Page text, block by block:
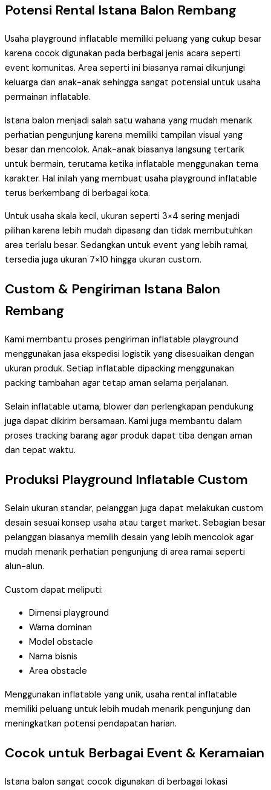
Potensi Rental Istana Balon Rembang
Usaha playground inflatable memiliki peluang yang cukup besar
karena cocok digunakan pada berbagai jenis acara seperti
event komunitas. Area seperti ini biasanya ramai dikunjungi
keluarga dan anak-anak sehingga sangat potensial untuk usaha
permainan inflatable.
Istana balon menjadi salah satu wahana yang mudah menarik
perhatian pengunjung karena memiliki tampilan visual yang
besar dan mencolok. Anak-anak biasanya langsung tertarik
untuk bermain, terutama ketika inflatable menggunakan tema
karakter. Hal inilah yang membuat usaha playground inflatable
terus berkembang di berbagai kota.
Untuk usaha skala kecil, ukuran seperti 3×4 sering menjadi
pilihan karena lebih mudah dipasang dan tidak membutuhkan
area terlalu besar. Sedangkan untuk event yang lebih ramai,
tersedia juga ukuran 7×10 hingga ukuran custom.
Custom & Pengiriman Istana Balon
Rembang
Kami membantu proses pengiriman inflatable playground
menggunakan jasa ekspedisi logistik yang disesuaikan dengan
ukuran produk. Setiap inflatable dipacking menggunakan
packing tambahan agar tetap aman selama perjalanan.
Selain inflatable utama, blower dan perlengkapan pendukung
juga dapat dikirim bersamaan. Kami juga membantu dalam
proses tracking barang agar produk dapat tiba dengan aman
dan tepat waktu.
Produksi Playground Inflatable Custom
Selain ukuran standar, pelanggan juga dapat melakukan custom
desain sesuai konsep usaha atau target market. Sebagian besar
pelanggan biasanya memilih desain yang lebih mencolok agar
mudah menarik perhatian pengunjung di area ramai seperti
alun-alun.
Custom dapat meliputi:
Dimensi playground
Warna dominan
Model obstacle
Nama bisnis
Area obstacle
Menggunakan inflatable yang unik, usaha rental inflatable
memiliki peluang untuk lebih mudah menarik pengunjung dan
meningkatkan potensi pendapatan harian.
Cocok untuk Berbagai Event & Keramaian
Istana balon sangat cocok digunakan di berbagai lokasi